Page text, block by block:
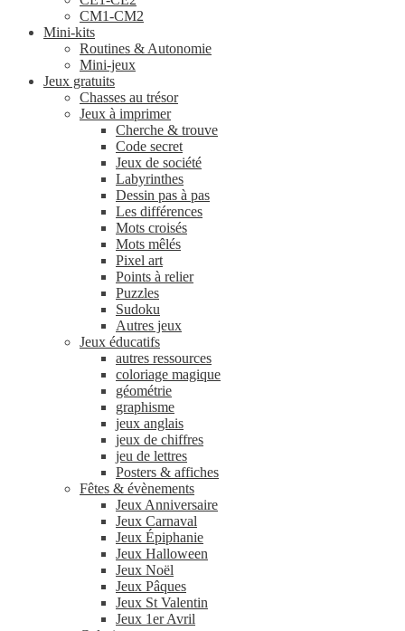
CM1-CM2
Mini-kits
Routines & Autonomie
Mini-jeux
Jeux gratuits
Chasses au trésor
Jeux à imprimer
Cherche & trouve
Code secret
Jeux de société
Labyrinthes
Dessin pas à pas
Les différences
Mots croisés
Mots mêlés
Pixel art
Points à relier
Puzzles
Sudoku
Autres jeux
Jeux éducatifs
autres ressources
coloriage magique
géométrie
graphisme
jeux anglais
jeux de chiffres
jeu de lettres
Posters & affiches
Fêtes & évènements
Jeux Anniversaire
Jeux Carnaval
Jeux Épiphanie
Jeux Halloween
Jeux Noël
Jeux Pâques
Jeux St Valentin
Jeux 1er Avril